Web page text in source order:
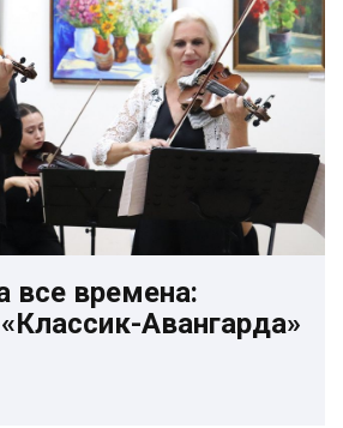
все времена:
Авангарда»